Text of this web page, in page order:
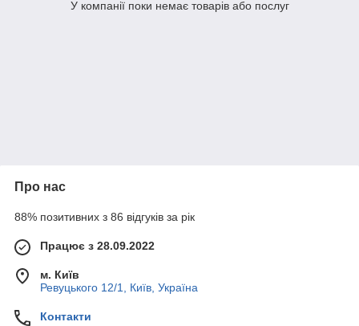
У компанії поки немає товарів або послуг
Про нас
88% позитивних з 86 відгуків за рік
Працює з 28.09.2022
м. Київ
Ревуцького 12/1, Київ, Україна
Контакти